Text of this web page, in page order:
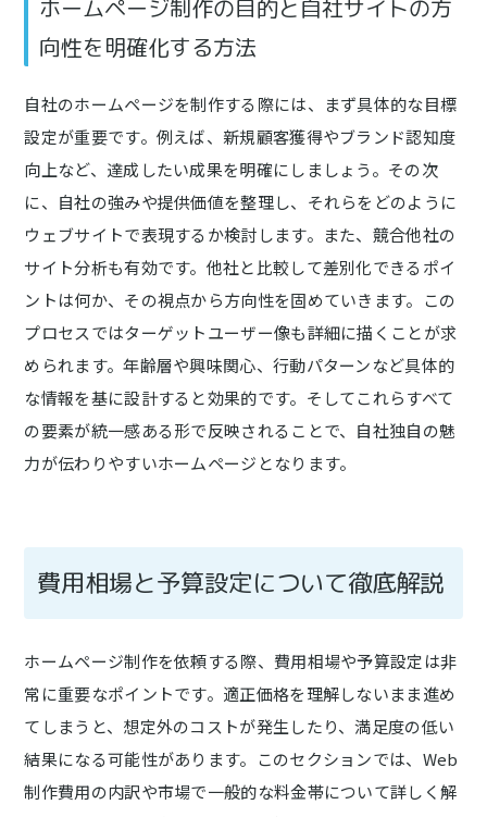
ホームページ制作の目的と自社サイトの方
向性を明確化する方法
自社のホームページを制作する際には、まず具体的な目標
設定が重要です。例えば、新規顧客獲得やブランド認知度
向上など、達成したい成果を明確にしましょう。その次
に、自社の強みや提供価値を整理し、それらをどのように
ウェブサイトで表現するか検討します。また、競合他社の
サイト分析も有効です。他社と比較して差別化できるポイ
ントは何か、その視点から方向性を固めていきます。この
プロセスではターゲットユーザー像も詳細に描くことが求
められます。年齢層や興味関心、行動パターンなど具体的
な情報を基に設計すると効果的です。そしてこれらすべて
の要素が統一感ある形で反映されることで、自社独自の魅
力が伝わりやすいホームページとなります。
費用相場と予算設定について徹底解説
ホームページ制作を依頼する際、費用相場や予算設定は非
常に重要なポイントです。適正価格を理解しないまま進め
てしまうと、想定外のコストが発生したり、満足度の低い
結果になる可能性があります。このセクションでは、Web
制作費用の内訳や市場で一般的な料金帯について詳しく解